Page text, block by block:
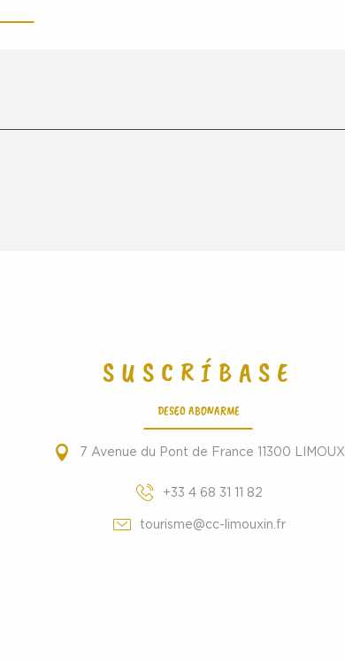
SUSCRÍBASE
DESEO ABONARME
7 Avenue du Pont de France 11300 LIMOUX
+33 4 68 31 11 82
tourisme@cc-limouxin.fr